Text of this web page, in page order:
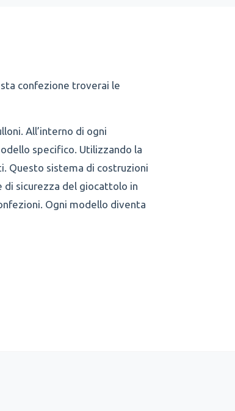
confezione troverai le
All’interno di ogni
specifico. Utilizzando la
Questo sistema di costruzioni
sicurezza del giocattolo in
Ogni modello diventa